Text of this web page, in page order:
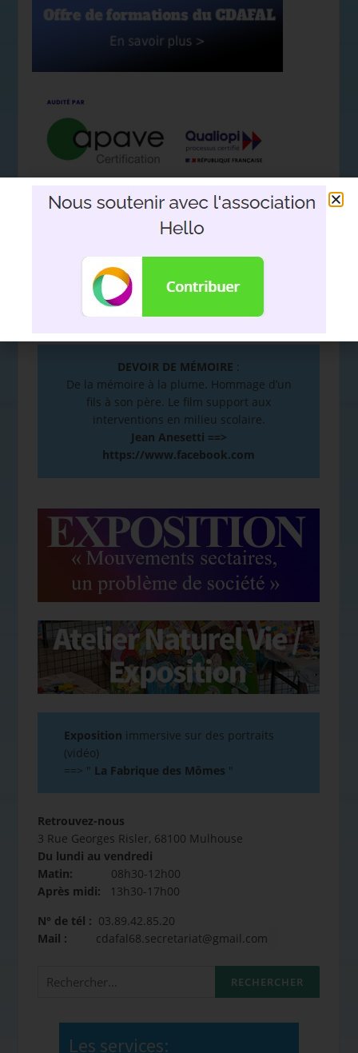
Nous soutenir avec l'association
Hello
DEVOIR DE MÉMOIRE :
De la mémoire à la plume. Hommage d’un
fils à son père. Le film support aux
interventions en milieu scolaire.
Jean Anesetti ==>
https://www.facebook.com
Exposition immersive sur des portraits
(vidéo)
==> " La Fabrique des Mômes "
Retrouvez-nous
3 Rue Georges Risler, 68100 Mulhouse
Du lundi au vendredi
Matin: 08h30-12h00
Après midi: 13h30-17h00
N° de tél : 03.89.42.85.20
Mail : cdafal68.secretariat@gmail.com